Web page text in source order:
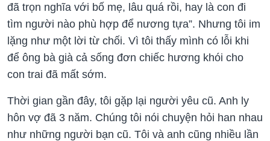
đã trọn nghĩa với bố mẹ, lâu quá rồi, hay là con đi
tìm người nào phù hợp để nương tựa”. Nhưng tôi im
lặng như một lời từ chối. Vì tôi thấy mình có lỗi khi
để ông bà già cả sống đơn chiếc hương khói cho
con trai đã mất sớm.
Thời gian gần đây, tôi gặp lại người yêu cũ. Anh ly
hôn vợ đã 3 năm. Chúng tôi nói chuyện hỏi han nhau
như những người bạn cũ. Tôi và anh cũng nhiều lần